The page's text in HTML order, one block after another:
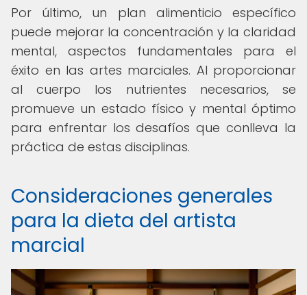
Por último, un plan alimenticio específico
puede mejorar la concentración y la claridad
mental, aspectos fundamentales para el
éxito en las artes marciales. Al proporcionar
al cuerpo los nutrientes necesarios, se
promueve un estado físico y mental óptimo
para enfrentar los desafíos que conlleva la
práctica de estas disciplinas.
Consideraciones generales
para la dieta del artista
marcial